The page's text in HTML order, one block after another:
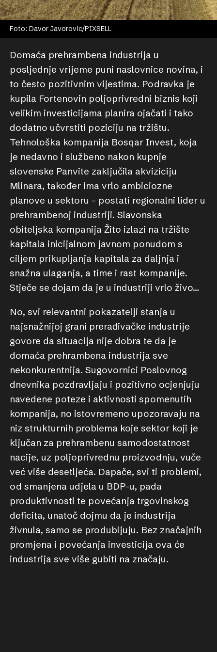
Foto: Davor Javorovic/PIXSELL
Domaća prehrambena industrija u
posljednje vrijeme puni naslovnice novina, i
to često pozitivnim vijestima. Podravka je
kupila Fortenovin poljoprivredni biznis koji
velikim investicijama planira ojačati i tako
dodatno učvrstiti poziciju na tržištu.
Tehnološka kompanija Bosqar Invest, koja
je nedavno i službeno nakon kupnje
slovenske Panvite zaključila akviziciju
Mlinara, također ima vrlo ambiciozne
planove u sektoru – postati regionalni lider u
prehrambenoj industriji. Slavonska
obiteljska kompanija Žito izlazi na tržište
kapitala inicijalnom javnom ponudom s
ciljem prikupljanja kapitala za daljnja i
snažna ulaganja, a time i rast kompanije.
Stječe se dojam da je u industriji vrlo živo…
No, svi relevantni pokazatelji stanja u
najsnažnijoj grani prerađivačke industrije
govore da situacija nije dobra te da je
domaća prehrambena industrija sve
nekonkurentnija. Sugovornici Poslovnog
dnevnika pozdravljaju i pozitivno ocjenjuju
navedene poteze i aktivnosti spomenutih
kompanija, no istovremeno upozoravaju na
niz strukturnih problema koje sektor koji je
ključan za prehrambenu samodostatnost
nacije, uz poljoprivrednu proizvodnju, vuče
već više desetljeća. Dapače, svi ti problemi,
od smanjena udjela u BDP-u, pada
produktivnosti te povećanja trgovinskog
deficita, unatoč dojmu da je industrija
živnula, samo se produbljuju. Bez značajnih
promjena i povećanja investicija ova će
industrija sve više gubiti na značaju.